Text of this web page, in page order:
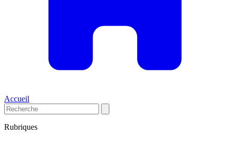
Accueil
Rubriques